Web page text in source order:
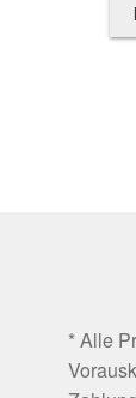
* Alle